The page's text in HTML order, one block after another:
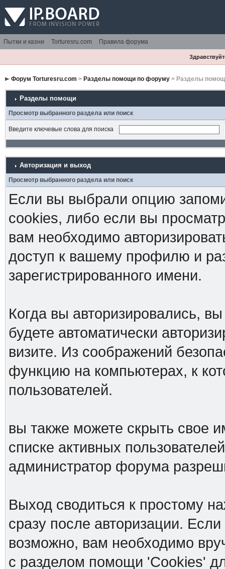
Пытки и казни Torturesru.com Правила форума
Форум Torturesru.com > Разделы помощи по форуму> Разделы
Разделы помощи
Просмотр выбранного раздела или поиск
Введите ключевые слова для поиска
Авторизация и выход
Просмотр выбранного раздела или поиск
Если вы выбрали опцию
cookies, либо если вы
вам необходимо
доступ к вашему профилю и
зарегистрированного имени.
Когда вы авторизировались,
будете автоматически
визите. Из соображений
функцию на компьютерах, к
пользователей.
вы также можете скрыть свое
списке активных
администратор форума
Выход сводиться к простому
сразу после авторизации.
возможно, вам необходимо
с разделом помощи 'Cookies'